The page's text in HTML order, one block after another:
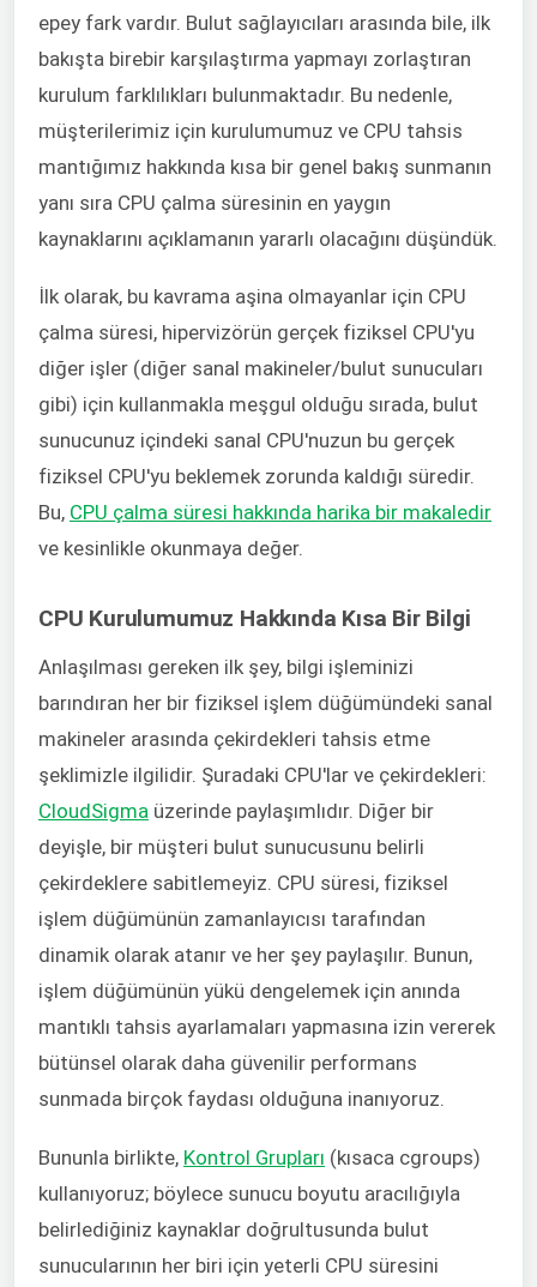
epey fark vardır. Bulut sağlayıcıları arasında bile, ilk
bakışta birebir karşılaştırma yapmayı zorlaştıran
kurulum farklılıkları bulunmaktadır. Bu nedenle,
müşterilerimiz için kurulumumuz ve CPU tahsis
mantığımız hakkında kısa bir genel bakış sunmanın
yanı sıra CPU çalma süresinin en yaygın
kaynaklarını açıklamanın yararlı olacağını düşündük.
İlk olarak, bu kavrama aşina olmayanlar için CPU
çalma süresi, hipervizörün gerçek fiziksel CPU'yu
diğer işler (diğer sanal makineler/bulut sunucuları
gibi) için kullanmakla meşgul olduğu sırada, bulut
sunucunuz içindeki sanal CPU'nuzun bu gerçek
fiziksel CPU'yu beklemek zorunda kaldığı süredir.
Bu, CPU çalma süresi hakkında harika bir makaledir
ve kesinlikle okunmaya değer.
CPU Kurulumumuz Hakkında Kısa Bir Bilgi
Anlaşılması gereken ilk şey, bilgi işleminizi
barındıran her bir fiziksel işlem düğümündeki sanal
makineler arasında çekirdekleri tahsis etme
şeklimizle ilgilidir. Şuradaki CPU'lar ve çekirdekleri:
CloudSigma üzerinde paylaşımlıdır. Diğer bir
deyişle, bir müşteri bulut sunucusunu belirli
çekirdeklere sabitlemeyiz. CPU süresi, fiziksel
işlem düğümünün zamanlayıcısı tarafından
dinamik olarak atanır ve her şey paylaşılır. Bunun,
işlem düğümünün yükü dengelemek için anında
mantıklı tahsis ayarlamaları yapmasına izin vererek
bütünsel olarak daha güvenilir performans
sunmada birçok faydası olduğuna inanıyoruz.
Bununla birlikte, Kontrol Grupları (kısaca cgroups)
kullanıyoruz; böylece sunucu boyutu aracılığıyla
belirlediğiniz kaynaklar doğrultusunda bulut
sunucularının her biri için yeterli CPU süresini